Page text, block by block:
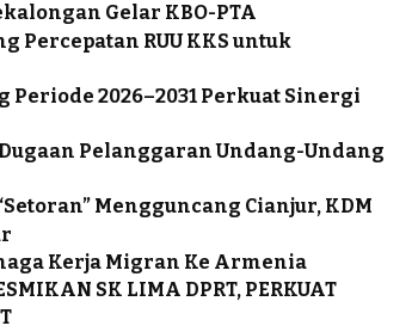
Gelar KBO-PTA
Percepatan RUU KKS untuk
2026–2031 Perkuat Sinergi
Pelanggaran Undang-Undang
Mengguncang Cianjur, KDM
Kerja Migran Ke Armenia
SK LIMA DPRT, PERKUAT